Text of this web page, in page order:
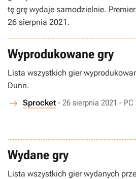
tę grę wydaje samodzielnie.
26 sierpnia 2021.
Wyprodukowane gry
Lista wszystkich gier
Dunn.
Sprocket - 26 sierpnia 2021 - PC
Wydane gry
Lista wszystkich gier wydanych